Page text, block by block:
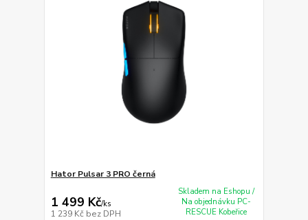
Hator Pulsar 3 PRO černá
1 499 Kč/ks
1 239 Kč bez DPH
Skladem na Eshopu /
Na objednávku PC-
RESCUE Kobeřice